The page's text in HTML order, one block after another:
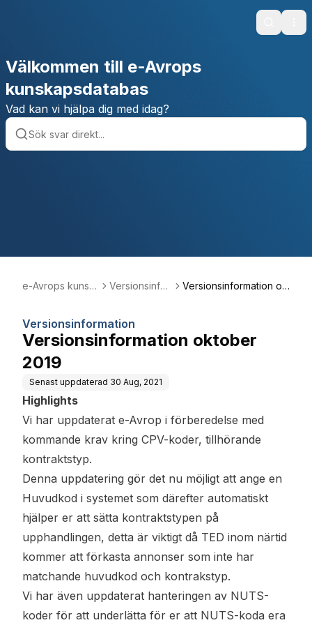
Search
Välkommen till e-Avrops
kunskapsdatabas
Vad kan vi hjälpa dig med idag?
e-Avrops kunsk
Versionsinfor
Versionsinformation ok
Versionsinformation
Versionsinformation oktober
2019
Senast uppdaterad 30 Aug, 2021
Highlights
Vi har uppdaterat e-Avrop i förberedelse med
kommande krav kring CPV-koder, tillhörande
kontraktstyp.
Denna uppdatering gör det nu möjligt att ange en
Huvudkod i systemet som därefter automatiskt
hjälper er att sätta kontraktstypen på
upphandlingen, detta är viktigt då TED inom närtid
kommer att förkasta annonser som inte har
matchande huvudkod och kontrakstyp.
Vi har även uppdaterat hanteringen av NUTS-
koder för att underlätta för er att NUTS-koda era